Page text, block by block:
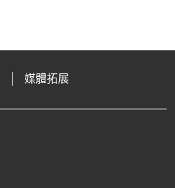
媒體拓展